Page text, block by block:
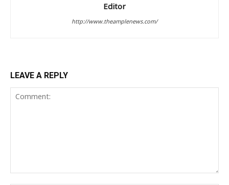
Editor
http://www.theamplenews.com/
LEAVE A REPLY